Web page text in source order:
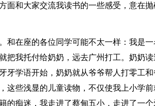
面和大家交流我读书的一些感受，意在
和在座的各位同学可能不太一样：我是
把我托付给奶奶，远去广州打工。奶奶
牙学语开始，奶奶就从爷爷帮人打零工
这些浅显的儿童读物，不仅使我上小学
的痴迷，我走进了蔡甸五小，走进了一